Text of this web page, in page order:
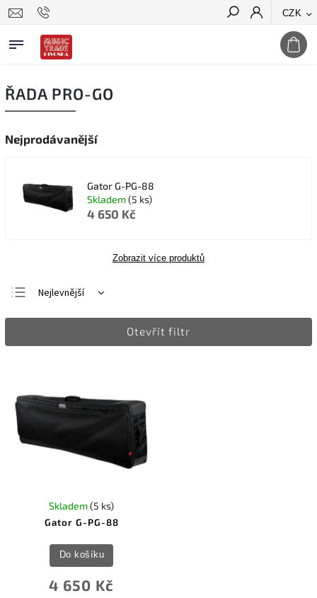
CZK
Hledat
ŘADA PRO-GO
Nejprodávanější
Gator G-PG-88
Skladem(5 ks)
4 650 Kč
Zobrazit více produktů
Nejlevnější
Nejdražší
Otevřít filtr
Gator G-PG-88
Skladem(5 ks)
4 650 Kč
Do košíku